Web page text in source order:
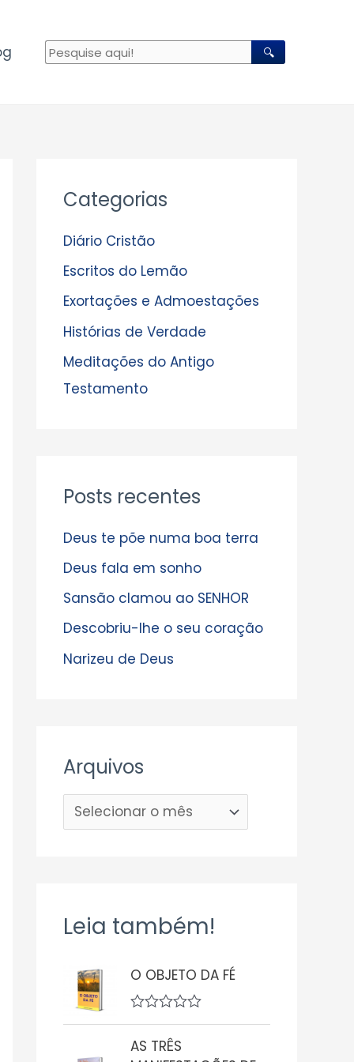
🔍
Categorias
Diário Cristão
Escritos do Lemão
Exortações e Admoestações
Histórias de Verdade
Meditações do Antigo
Testamento
Posts recentes
Deus te põe numa boa terra
Deus fala em sonho
Sansão clamou ao SENHOR
Descobriu-lhe o seu coração
Narizeu de Deus
Arquivos
r
u
i
v
o
s
Leia também!
O OBJETO DA FÉ
A
a
AS TRÊS